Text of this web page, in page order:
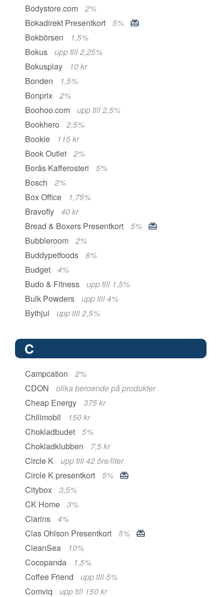
Bodystore.com
2%
Bokadirekt Presentkort
5%
Bokbörsen
1,5%
Bokus
upp till 2,25%
Bokusplay
10 kr
Bonden
1,5%
Bonprix
2%
Boohoo.com
upp till 2,5%
Bookhero
2,5%
Bookie
115 kr
Book Outlet
2%
Borås Kafferosteri
5%
Bosch
2%
Box Office
1,75%
Bravofly
40 kr
Bread & Boxers Presentkort
5%
Bubbleroom
2%
Buddypetfoods
6%
Budget
4%
Budo & Fitness
upp till 1,5%
Bulk Powders
upp till 4%
Bythjul
upp till 2,5%
C
Campcation
2%
CDON
olika beroende på produkter
Cheap Energy
375 kr
Chilimobil
150 kr
Chokladbudet
5%
Chokladklubben
7,5 kr
Circle K
upp till 42 öre/liter
Circle K presentkort
5%
Citybox
3,5%
CK Home
3%
Clarins
4%
Clas Ohlson Presentkort
5%
CleanSea
10%
Cocopanda
1,5%
Coffee Friend
upp till 5%
Comviq
upp till 150 kr